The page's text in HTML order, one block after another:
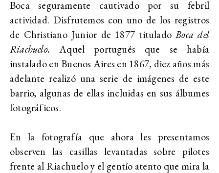
Boca seguramente cautivado por su febril
actividad. Disfrutemos con uno de los registros
de Christiano Junior de 1877 tituladoBoca del
Riachuelo. Aquel portugués que se había
instalado en Buenos Aires en 1867, diez años más
adelante realizó una serie de imágenes de este
barrio, algunas de ellas incluidas en sus álbumes
fotográficos.
En la fotografía que ahora les presentamos
observen las casillas levantadas sobre pilotes
frente al Riachuelo y el gentío atento que mira la